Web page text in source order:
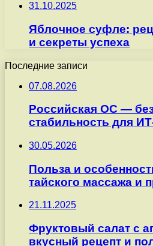
31.10.2025
Яблочное суфле:
и секреты успеха
Последние записи
07.08.2026
Российская ОС —
стабильность для
30.05.2026
Польза и
тайского массажа и
21.11.2025
Фруктовый салат с
вкусный рецепт и